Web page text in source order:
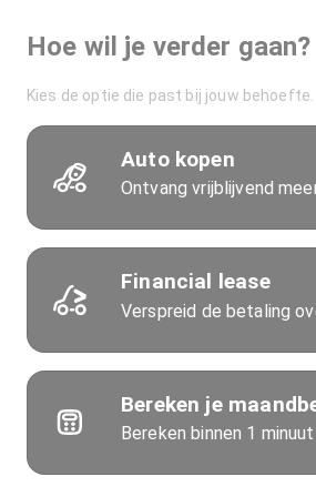
Hoe wil je verder gaan?
Kies de optie die past bij jouw behoefte.
Auto kopen
Ontvang vrijblijvend
Financial lease
Verspreid de betaling
Bereken je
Bereken binnen 1